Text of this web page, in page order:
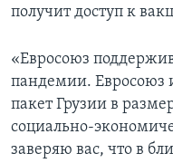
получит доступ к
«Евросоюз
пандемии. Евросоюз
пакет Грузии в
социально-
заверяю вас, что в